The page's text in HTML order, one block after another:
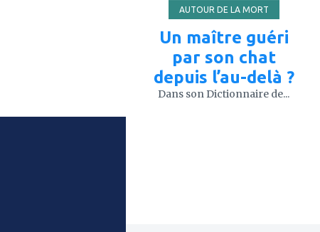
AUTOUR DE LA MORT
Un maître guéri
par son chat
depuis l’au-delà ?
Dans son Dictionnaire de...